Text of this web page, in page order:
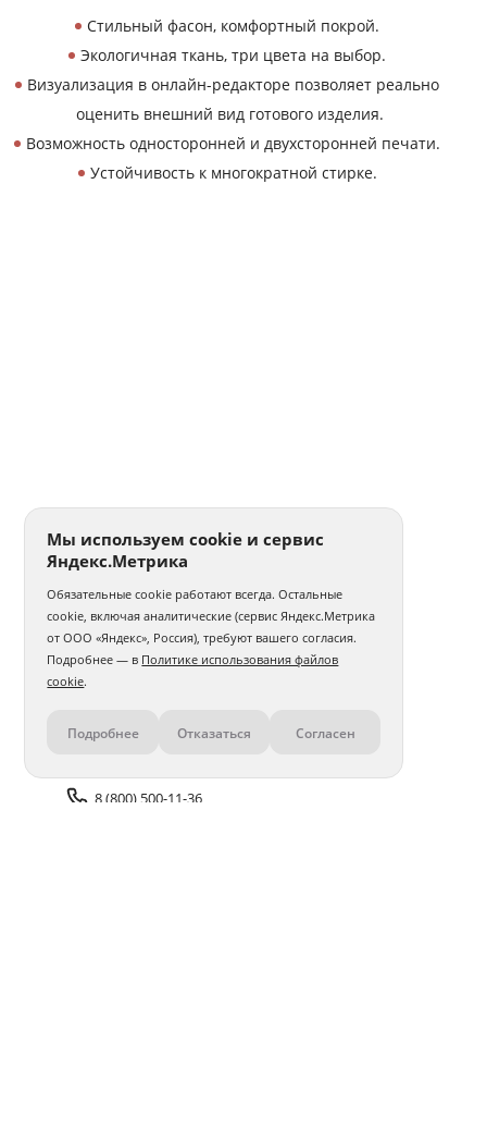
Стильный фасон, комфортный покрой.
Экологичная ткань, три цвета на выбор.
Визуализация в онлайн-редакторе позволяет реально
оценить внешний вид готового изделия.
Возможность односторонней и двухсторонней печати.
Устойчивость к многократной стирке.
Контакты
8 (800) 500-11-36
Мы используем cookie и сервис
Яндекс.Метрика
Обязательные cookie работают всегда. Остальные
cookie, включая аналитические (сервис Яндекс.Метрика
от ООО «Яндекс», Россия), требуют вашего согласия.
Подробнее — в Политике использования файлов
cookie.
Подробнее Отказаться Согласен